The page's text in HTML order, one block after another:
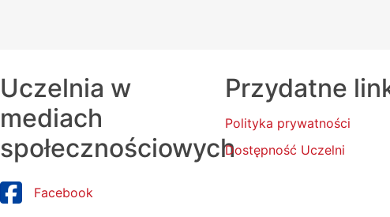
Uczelnia w
mediach
społecznościowych
Facebook
Przydatne
Polityka prywatności
Dostępność Uczelni